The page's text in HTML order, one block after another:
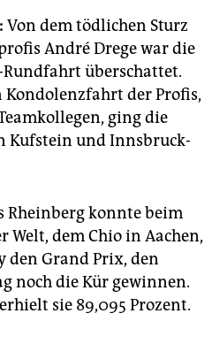
Von dem tödlichen Sturz
André Drege war die
überschattet.
der Profis,
ging die
Kufstein und Innsbruck-
Rheinberg konnte beim
dem Chio in Aachen,
den Grand Prix, den
noch die Kür gewinnen.
sie 89,095 Prozent.